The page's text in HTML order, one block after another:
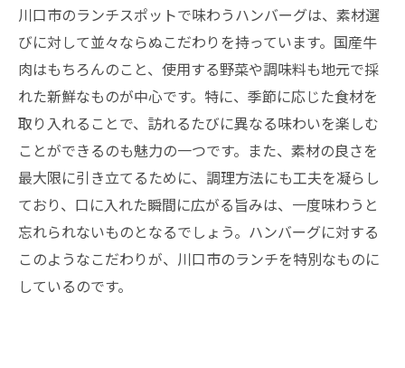
川口市のランチスポットで味わうハンバーグは、素材選
びに対して並々ならぬこだわりを持っています。国産牛
肉はもちろんのこと、使用する野菜や調味料も地元で採
れた新鮮なものが中心です。特に、季節に応じた食材を
取り入れることで、訪れるたびに異なる味わいを楽しむ
ことができるのも魅力の一つです。また、素材の良さを
最大限に引き立てるために、調理方法にも工夫を凝らし
ており、口に入れた瞬間に広がる旨みは、一度味わうと
忘れられないものとなるでしょう。ハンバーグに対する
このようなこだわりが、川口市のランチを特別なものに
しているのです。